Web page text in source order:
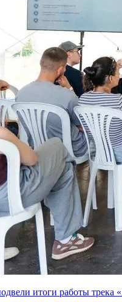
итоги работы трека